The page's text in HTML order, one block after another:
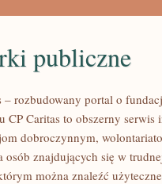
publiczne
– rozbudowany portal o
CP Caritas to obszerny
dobroczynnym,
osób znajdujących się w
można znaleźć